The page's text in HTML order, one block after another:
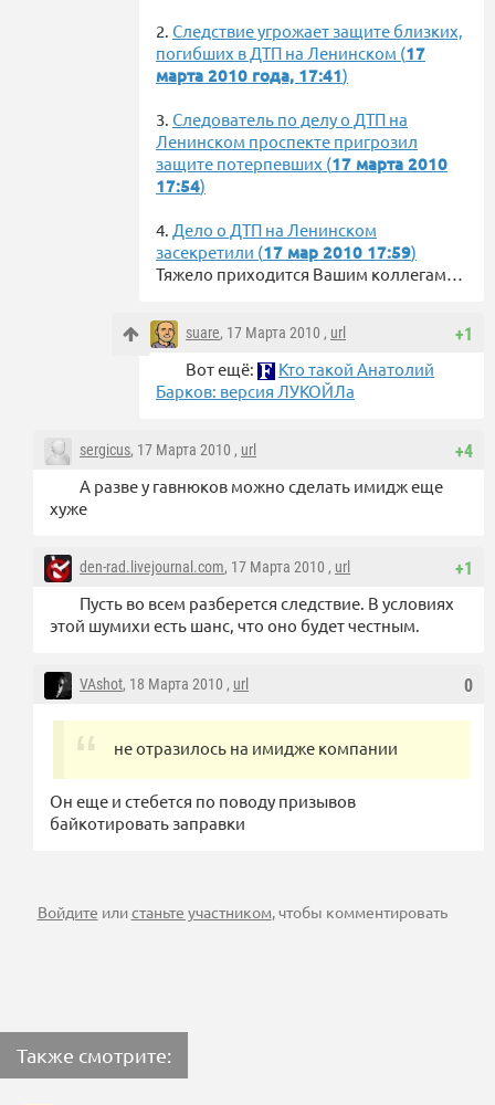
2. Следствие угрожает защите близких,
погибших в ДТП на Ленинском (17
марта 2010 года, 17:41)
3. Следователь по делу о ДТП на
Ленинском проспекте пригрозил
защите потерпевших (17 марта 2010
17:54)
4. Дело о ДТП на Ленинском
засекретили (17 мар 2010 17:59)
Тяжело приходится Вашим коллегам…
+1
suare, 17 Марта 2010 , url
Вот ещё:
Кто такой Анатолий
Барков: версия ЛУКОЙЛа
+4
sergicus, 17 Марта 2010 , url
А разве у гавнюков можно сделать имидж еще
хуже
+1
den-rad.livejournal.com, 17 Марта 2010 , url
Пусть во всем разберется следствие. В условиях
этой шумихи есть шанс, что оно будет честным.
0
VAshot, 18 Марта 2010 , url
не отразилось на имидже компании
Он еще и стебется по поводу призывов
байкотировать заправки
Войдите илистаньте участником, чтобы комментировать
Также смотрите: